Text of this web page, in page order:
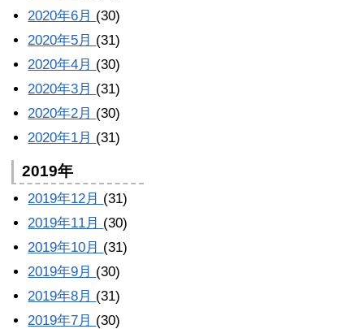
2020年6月 (30)
2020年5月 (31)
2020年4月 (30)
2020年3月 (31)
2020年2月 (30)
2020年1月 (31)
2019年
2019年12月 (31)
2019年11月 (30)
2019年10月 (31)
2019年9月 (30)
2019年8月 (31)
2019年7月 (30)